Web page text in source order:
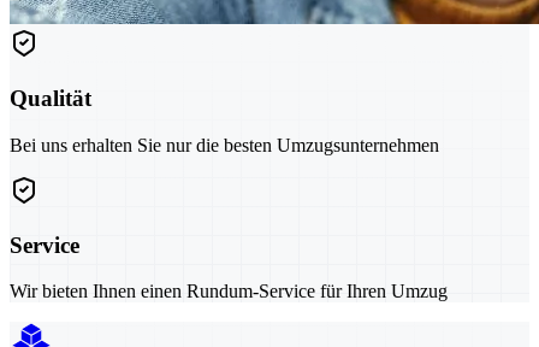
Qualität
Bei uns erhalten Sie nur die besten Umzugsunternehmen
Service
Wir bieten Ihnen einen Rundum-Service für Ihren Umzug